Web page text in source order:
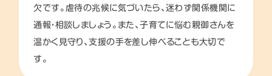
欠です。虐待の兆候に気づいたら、迷わず関係機関に
通報・相談しましょう。また、子育てに悩む親御さんを
温かく見守り、支援の手を差し伸べることも大切で
す。